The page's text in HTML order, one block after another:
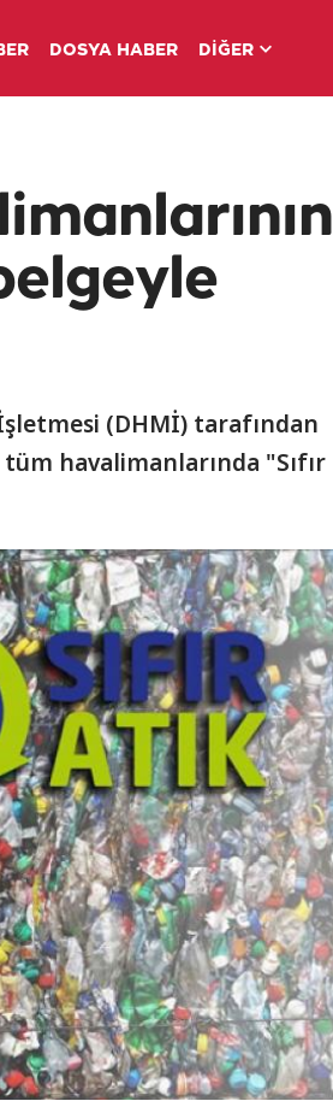
DOSYA HABER DİĞER
(DHMİ) tarafından
havalimanlarında "Sıfır